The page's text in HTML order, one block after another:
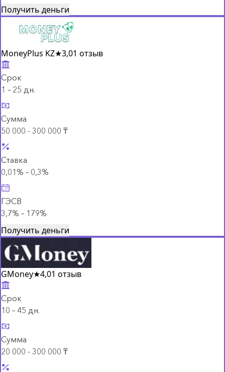
Получить деньги
MoneyPlus KZ★3,01 отзыв
Срок
1 – 25 дн.
Сумма
50 000 - 300 000 ₸
Ставка
0,01% – 0,3%
ГЭСВ
3,7% – 179%
Получить деньги
GMoney★4,01 отзыв
Срок
10 – 45 дн.
Сумма
20 000 - 300 000 ₸